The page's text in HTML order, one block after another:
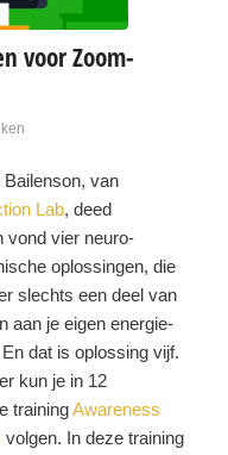
voor Zoom-
van
Lab, deed
vond vier neuro-
oplossingen, die
slechts een deel van
aan je eigen energie-
dat is oplossing vijf.
kun je in 12
trainingAwareness
volgen. In deze training